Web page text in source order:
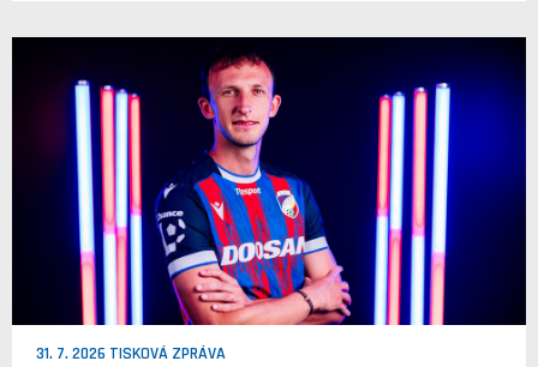
31. 7. 2026 TISKOVÁ ZPRÁVA